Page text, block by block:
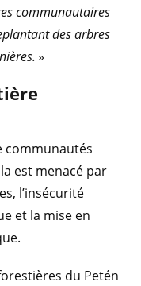
communautaires
des arbres
»
communautés
est menacé par
l’insécurité
et la mise en
du Petén